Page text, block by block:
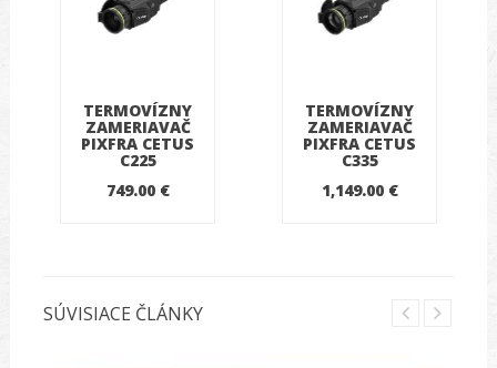
TERMOVÍZNY
ZAMERIAVAČ
PIXFRA CETUS
C225
749.00 €
TERMOVÍZNY
ZAMERIAVAČ
PIXFRA CETUS
C335
1,149.00 €
SÚVISIACE ČLÁNKY